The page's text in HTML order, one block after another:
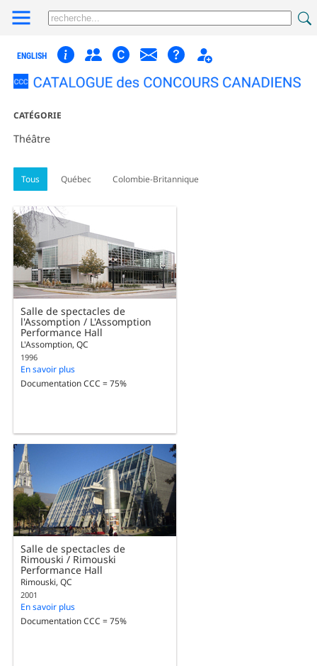
ENGLISH
CATÉGORIE
Théâtre
Tous Québec Colombie-Britannique
Salle de spectacles de
l'Assomption / L'Assomption
Performance Hall
L'Assomption, QC
1996
En savoir plus
Documentation CCC = 75%
Salle de spectacles de
Rimouski / Rimouski
Performance Hall
Rimouski, QC
2001
En savoir plus
Documentation CCC = 75%